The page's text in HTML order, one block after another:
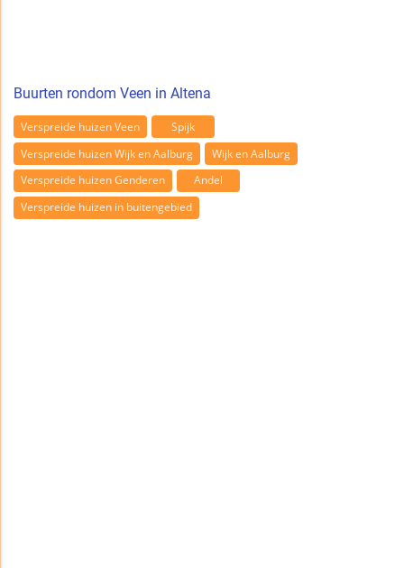
Buurten rondom Veen in Altena
Verspreide huizen Veen
Spijk
Verspreide huizen Wijk en Aalburg
Wijk en Aalburg
Verspreide huizen Genderen
Andel
Verspreide huizen in buitengebied